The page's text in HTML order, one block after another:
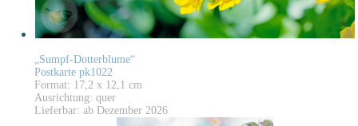
„Sumpf-Dotterblume“
Postkarte pk1022
Format: 17,2 x 12,1 cm
Ausrichtung: quer
Lieferbar: ab Dezember 2026